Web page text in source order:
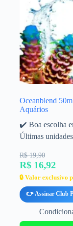
Oceanblend
Aquários
✔️ Boa escolha
Últimas unidades
R$ 19,90
R$ 16,92
🔒 Valor exclusivo
👉 Assinar Club